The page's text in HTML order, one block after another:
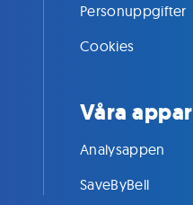
Personuppgifter
Cookies
Våra appar
Analysappen
SaveByBell